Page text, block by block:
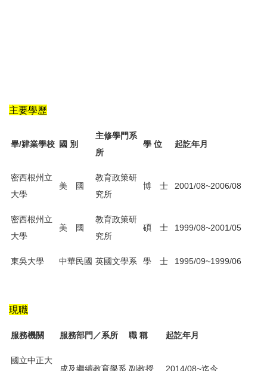
主要學歷
畢/肄業學校 國 別
主修學門系
所
學 位 起訖年月
密西根州立
大學
美 國
教育政策研
究所
博 士 2001/08~2006/08
密西根州立
大學
美 國
教育政策研
究所
碩 士 1999/08~2001/05
東吳大學 中華民國 英國文學系 學 士 1995/09~1999/06
現職
服務機關 服務部門／系所 職 稱 起訖年月
國立中正大
成及繼續教育學系 副教授 2014/08~迄今